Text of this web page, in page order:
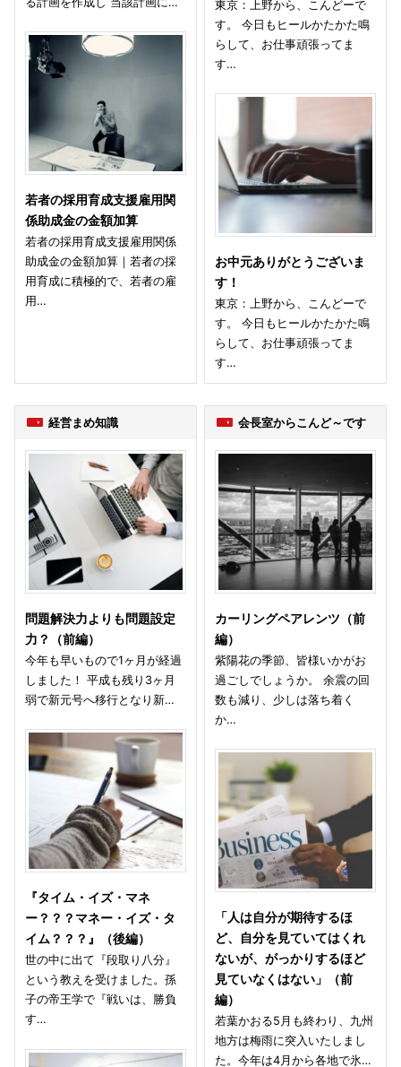
若者の採用育成支援雇用関
係助成金の金額加算
若者の採用育成支援雇用関係
助成金の金額加算｜若者の採
用育成に積極的で、若者の雇
用…
東京：上野から、こんどーで
す。 今日もヒールかたかた鳴
らして、お仕事頑張ってま
す…
お中元ありがとうございま
す！
東京：上野から、こんどーで
す。 今日もヒールかたかた鳴
らして、お仕事頑張ってま
す…
経営まめ知識
問題解決力よりも問題設定
力？（前編）
今年も早いもので1ヶ月が経過
しました！ 平成も残り3ヶ月
弱で新元号へ移行となり新…
『タイム・イズ・マネ
ー？？？マネー・イズ・タ
イム？？？』（後編）
世の中に出て『段取り八分』
という教えを受けました。孫
子の帝王学で『戦いは、勝負
す…
会長室からこんど～です
カーリングペアレンツ（前
編）
紫陽花の季節、皆様いかがお
過ごしでしょうか。 余震の回
数も減り、少しは落ち着く
か…
「人は自分が期待するほ
ど、自分を見ていてはくれ
ないが、がっかりするほど
見ていなくはない」（前
編）
若葉かおる5月も終わり、九州
地方は梅雨に突入いたしまし
た。今年は4月から各地で氷…